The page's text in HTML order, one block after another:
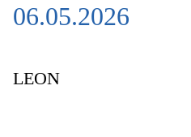
Das Technologieland
Innovationsfelder
06.05.2026
LEON